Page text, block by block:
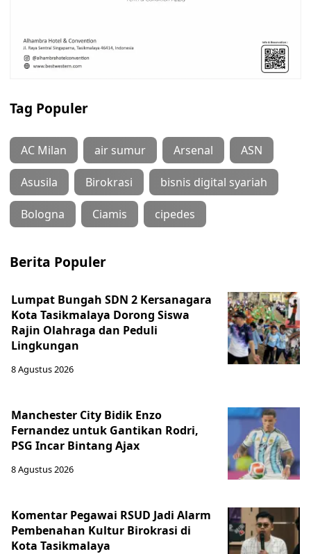
Tag Populer
AC Milan air sumur Arsenal ASN
Asusila Birokrasi bisnis digital syariah
Bologna Ciamis cipedes
Berita Populer
Lumpat Bungah SDN 2 Kersanagara
Kota Tasikmalaya Dorong Siswa
Rajin Olahraga dan Peduli
Lingkungan
8 Agustus 2026
Manchester City Bidik Enzo
Fernandez untuk Gantikan Rodri,
PSG Incar Bintang Ajax
8 Agustus 2026
Komentar Pegawai RSUD Jadi Alarm
Pembenahan Kultur Birokrasi di
Kota Tasikmalaya